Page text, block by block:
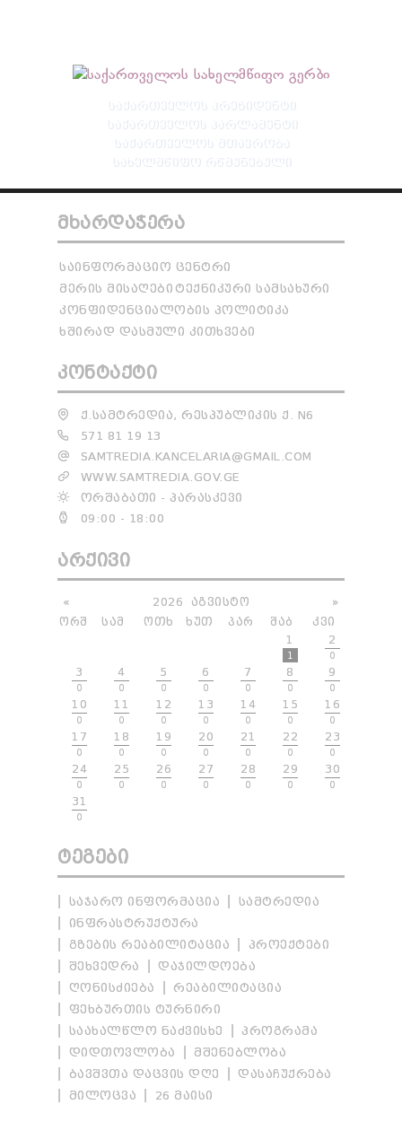
ᲡᲐᲥᲐᲠᲗᲕᲔᲚᲝᲡ ᲞᲠᲔᲖᲘᲓᲔᲜᲢᲘ
ᲡᲐᲥᲐᲠᲗᲕᲔᲚᲝᲡ ᲞᲐᲠᲚᲐᲛᲔᲜᲢᲘ
ᲡᲐᲥᲐᲠᲗᲕᲔᲚᲝᲡ ᲛᲗᲐᲕᲠᲝᲑᲐ
ᲡᲐᲮᲔᲚᲛᲬᲘᲤᲝ ᲠᲬᲛᲣᲜᲔᲑᲣᲚᲘ
ᲛᲮᲐᲠᲓᲐᲭᲔᲠᲐ
ᲡᲐᲘᲜᲤᲝᲠᲛᲐᲪᲘᲝ ᲪᲔᲜᲢᲠᲘ
ᲛᲔᲠᲘᲡ ᲛᲘᲡᲐᲦᲔᲑᲘ ᲢᲔᲥᲜᲘᲙᲣᲠᲘ ᲡᲐᲛᲡᲐᲮᲣᲠᲘ
ᲙᲝᲜᲤᲘᲓᲔᲜᲪᲘᲐᲚᲝᲑᲘᲡ ᲞᲝᲚᲘᲢᲘᲙᲐ
ᲮᲨᲘᲠᲐᲓ ᲓᲐᲡᲛᲣᲚᲘ ᲙᲘᲗᲮᲕᲔᲑᲘ
ᲙᲝᲜᲢᲐᲥᲢᲘ
Ქ.ᲡᲐᲛᲢᲠᲔᲓᲘᲐ, ᲠᲔᲡᲞᲣᲑᲚᲘᲙᲘᲡ Ქ. N6
571 81 19 13
SAMTREDIA.KANCELARIA@GMAIL.COM
WWW.SAMTREDIA.GOV.GE
ᲝᲠᲨᲐᲑᲐᲗᲘ - ᲞᲐᲠᲐᲡᲙᲔᲕᲘ
09:00 - 18:00
ᲐᲠᲥᲘᲕᲘ
« »
2026
ᲐᲒᲕᲘᲡᲢᲝ
ᲝᲠᲨ
ᲡᲐᲛ ᲝᲗᲮ ᲮᲣᲗ ᲞᲐᲠ ᲨᲐᲑ
ᲙᲕᲘ
1
1
2
0
3
0
4
0
5
0
6
0
7
0
8
0
9
0
10
0
11
0
12
0
13
0
14
0
15
0
16
0
17
0
18
0
19
0
20
0
21
0
22
0
23
0
24
0
25
0
26
0
27
0
28
0
29
0
30
0
31
0
ᲢᲔᲒᲔᲑᲘ
ᲡᲐᲯᲐᲠᲝ ᲘᲜᲤᲝᲠᲛᲐᲪᲘᲐ
ᲡᲐᲛᲢᲠᲔᲓᲘᲐ
ᲘᲜᲤᲠᲐᲡᲢᲠᲣᲥᲢᲣᲠᲐ
ᲒᲖᲔᲑᲘᲡ ᲠᲔᲐᲑᲘᲚᲘᲢᲐᲪᲘᲐ
ᲞᲠᲝᲔᲥᲢᲔᲑᲘ
ᲨᲔᲮᲕᲔᲓᲠᲐ
ᲓᲐᲯᲘᲚᲓᲝᲔᲑᲐ
ᲦᲝᲜᲘᲡᲫᲘᲔᲑᲐ
ᲠᲔᲐᲑᲘᲚᲘᲢᲐᲪᲘᲐ
ᲤᲔᲮᲑᲣᲠᲗᲘᲡ ᲢᲣᲠᲜᲘᲠᲘ
ᲡᲐᲐᲮᲐᲚᲬᲚᲝ ᲜᲐᲫᲕᲘᲡᲮᲔ
ᲞᲠᲝᲒᲠᲐᲛᲐ
ᲓᲘᲓᲗᲝᲕᲚᲝᲑᲐ
ᲛᲨᲔᲜᲔᲑᲚᲝᲑᲐ
ᲑᲐᲕᲨᲕᲗᲐ ᲓᲐᲪᲕᲘᲡ ᲓᲦᲔ
ᲓᲐᲡᲐᲩᲣᲥᲠᲔᲑᲐ
ᲛᲘᲚᲝᲪᲕᲐ
26 ᲛᲐᲘᲡᲘ